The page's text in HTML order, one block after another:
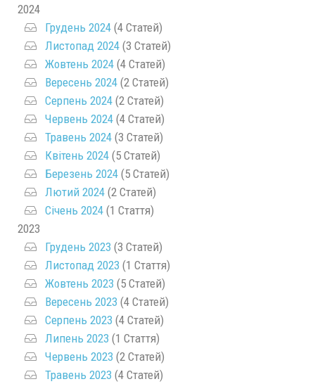
2024
Грудень 2024 (4 Статей)
Листопад 2024 (3 Статей)
Жовтень 2024 (4 Статей)
Вересень 2024 (2 Статей)
Серпень 2024 (2 Статей)
Червень 2024 (4 Статей)
Травень 2024 (3 Статей)
Квітень 2024 (5 Статей)
Березень 2024 (5 Статей)
Лютий 2024 (2 Статей)
Січень 2024 (1 Стаття)
2023
Грудень 2023 (3 Статей)
Листопад 2023 (1 Стаття)
Жовтень 2023 (5 Статей)
Вересень 2023 (4 Статей)
Серпень 2023 (4 Статей)
Липень 2023 (1 Стаття)
Червень 2023 (2 Статей)
Травень 2023 (4 Статей)